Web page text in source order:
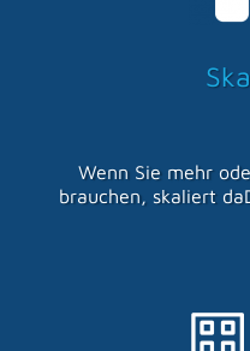
Wenn Sie mehr
brauchen, skaliert